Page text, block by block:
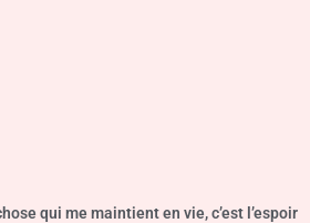
qui me maintient en vie, c’est l’espoir